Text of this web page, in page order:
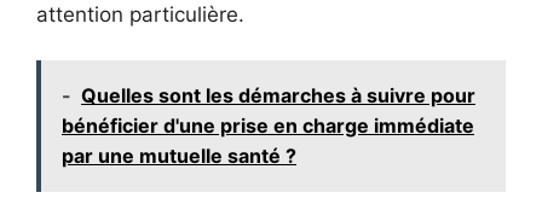
attention particulière.
- Quelles sont les démarches à suivre pour
bénéficier d'une prise en charge immédiate
par une mutuelle santé ?